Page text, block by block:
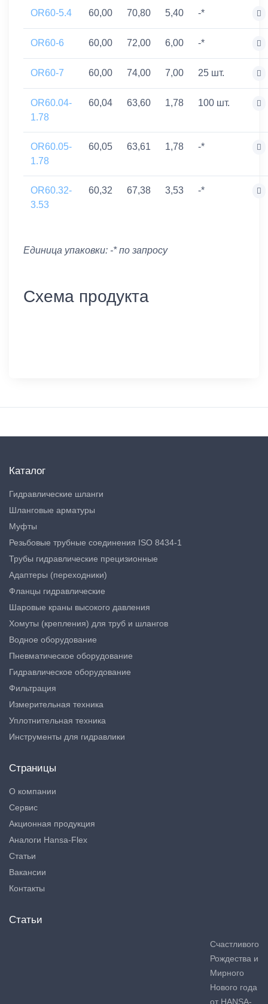
OR60-5.4 60,00 70,80 5,40 -*
OR60-6 60,00 72,00 6,00 -*
OR60-7 60,00 74,00 7,00 25 шт.
OR60.04-
1.78
60,04 63,60 1,78 100 шт.
OR60.05-
1.78
60,05 63,61 1,78 -*
OR60.32-
3.53
60,32 67,38 3,53 -*
Единица упаковки: -* по запросу
Схема продукта
Каталог
Гидравлические шланги
Шланговые арматуры
Муфты
Резьбовые трубные соединения ISO 8434-1
Трубы гидравлические прецизионные
Адаптеры (переходники)
Фланцы гидравлические
Шаровые краны высокого давления
Хомуты (крепления) для труб и шлангов
Водное оборудование
Пневматическое оборудование
Гидравлическое оборудование
Фильтрация
Измерительная техника
Уплотнительная техника
Инструменты для гидравлики
Страницы
О компании
Сервис
Акционная продукция
Аналоги Hansa-Flex
Статьи
Вакансии
Контакты
Статьи
Счастливого
Рождества и
Мирного
Нового года
от HANSA-